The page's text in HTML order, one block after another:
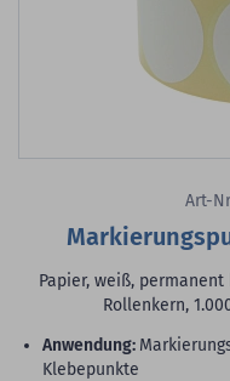
Art-
Papier, weiß,
Rollenkern,
Anwendung:
Klebepunkte